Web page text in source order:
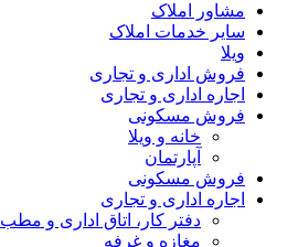
مشاور املاک
سایر خدمات املاک
ویلا
فروش اداری و تجاری
اجاره اداری و تجاری
فروش مسکونی
خانه و ویلا
آپارتمان
فروش مسکونی
اجاره اداری و تجاری
دفتر کار، اتاق اداری و مطب
مغازه و غرفه